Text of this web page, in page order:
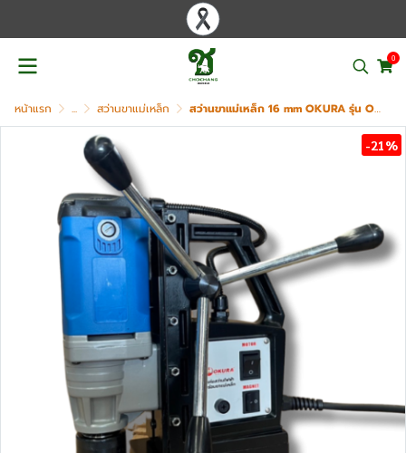
0
หน้าแรก ... สว่านขาแม่เหล็ก สว่านขาแม่เหล็ก 16 mm OKURA รุ่น OK-16
-21%